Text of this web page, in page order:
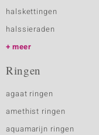
halskettingen
halssieraden
meer
Ringen
agaat ringen
amethist ringen
aquamarijn ringen